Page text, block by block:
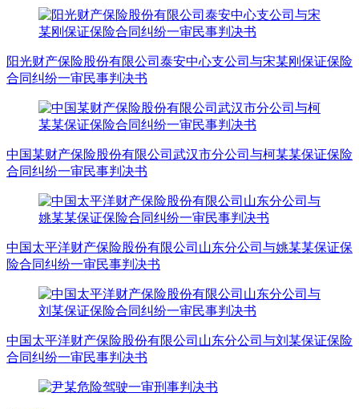
阳光财产保险股份有限公司泰安中心支公司与宋某刚保证保险
合同纠纷一审民事判决书
中国某财产保险股份有限公司武汉市分公司与柯某某保证保险
合同纠纷一审民事判决书
中国太平洋财产保险股份有限公司山东分公司与姚某某保证保
险合同纠纷一审民事判决书
中国太平洋财产保险股份有限公司山东分公司与刘某保证保险
合同纠纷一审民事判决书